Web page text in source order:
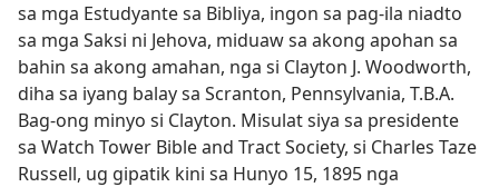
sa mga Estudyante sa Bibliya, ingon sa pag-ila niadto
sa mga Saksi ni Jehova, miduaw sa akong apohan sa
bahin sa akong amahan, nga si Clayton J. Woodworth,
diha sa iyang balay sa Scranton, Pennsylvania, T.B.A.
Bag-ong minyo si Clayton. Misulat siya sa presidente
sa Watch Tower Bible and Tract Society, si Charles Taze
Russell, ug gipatik kini sa Hunyo 15, 1895 nga